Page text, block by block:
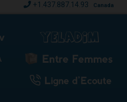
+1.437.887.14.93 Canada